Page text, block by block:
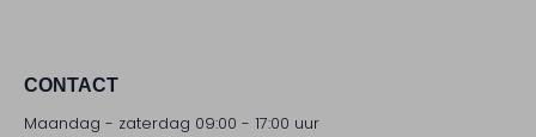
CONTACT
Maandag - zaterdag 09:00 - 17:00 uur